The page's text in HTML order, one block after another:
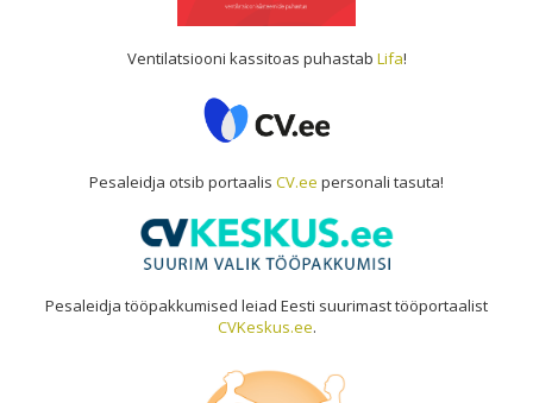
Ventilatsiooni kassitoas puhastab Lifa!
Pesaleidja otsib portaalis CV.ee personali tasuta!
Pesaleidja tööpakkumised leiad Eesti suurimast tööportaalist
CVKeskus.ee.